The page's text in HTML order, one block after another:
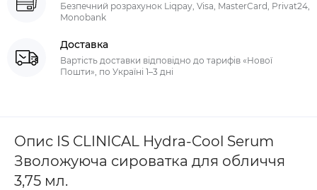
Безпечний розрахунок Liqpay, Visa, MasterCard, Privat24,
Monobank
Доставка
Вартість доставки відповідно до тарифів «Нової
Пошти», по Україні 1–3 дні
Опис IS CLINICAL Hydra-Cool Serum
Зволожуюча сироватка для обличчя
3,75 мл.